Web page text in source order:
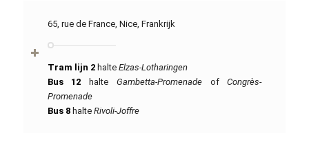
65, rue de France, Nice, Frankrijk
Tram lijn 2halte Elzas-Lotharingen
Bus 12 halte Gambetta-PromenadeofCongrès-
Promenade
Bus 8halte Rivoli-Joffre